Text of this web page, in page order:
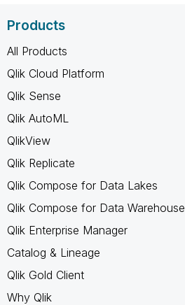
Products
All Products
Qlik Cloud Platform
Qlik Sense
Qlik AutoML
QlikView
Qlik Replicate
Qlik Compose for Data Lakes
Qlik Compose for Data Warehouse
Qlik Enterprise Manager
Catalog & Lineage
Qlik Gold Client
Why Qlik